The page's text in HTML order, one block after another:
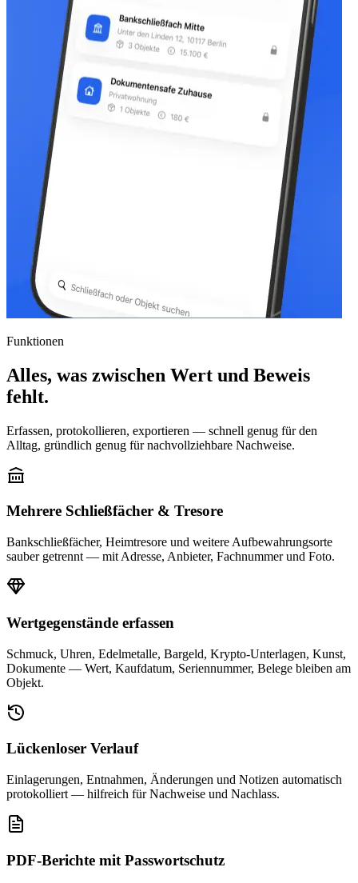
Funktionen
Alles, was zwischen Wert und Beweis
fehlt.
Erfassen, protokollieren, exportieren — schnell genug für den
Alltag, gründlich genug für nachvollziehbare Nachweise.
Mehrere Schließfächer & Tresore
Bankschließfächer, Heimtresore und weitere Aufbewahrungsorte
sauber getrennt — mit Adresse, Anbieter, Fachnummer und Foto.
Wertgegenstände erfassen
Schmuck, Uhren, Edelmetalle, Bargeld, Krypto-Unterlagen, Kunst,
Dokumente — Wert, Kaufdatum, Seriennummer, Belege bleiben am
Objekt.
Lückenloser Verlauf
Einlagerungen, Entnahmen, Änderungen und Notizen automatisch
protokolliert — hilfreich für Nachweise und Nachlass.
PDF-Berichte mit Passwortschutz